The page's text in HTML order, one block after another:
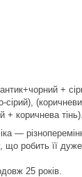
+
+ коричнева тінь).
—
що робить її
25 років.